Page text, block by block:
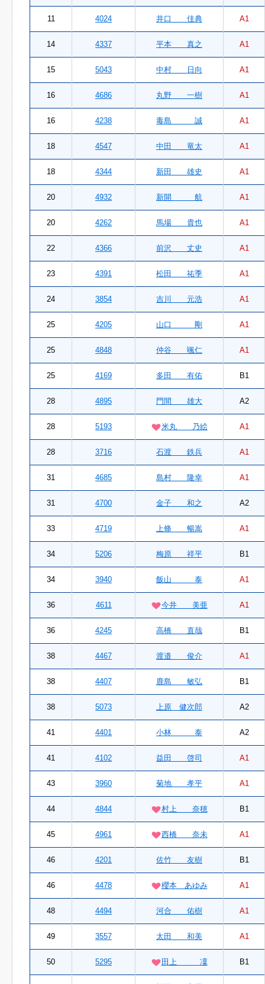
11 4024 井口 佳典 A1
14 4337 平本 真之 A1
15 5043 中村 日向 A1
16 4686 丸野 一樹 A1
16 4238 毒島 誠 A1
18 4547 中田 竜太 A1
18 4344 新田 雄史 A1
20 4932 新開 航 A1
20 4262 馬場 貴也 A1
22 4366 前沢 丈史 A1
23 4391 松田 祐季 A1
24 3854 吉川 元浩 A1
25 4205 山口 剛 A1
25 4848 仲谷 颯仁 A1
25 4169 多田 有佑 B1
28 4895 門間 雄大 A2
28 5193 米丸 乃絵 A1
28 3716 石渡 鉄兵 A1
31 4685 島村 隆幸 A1
31 4700 金子 和之 A2
33 4719 上條 暢嵩 A1
34 5206 梅原 祥平 B1
34 3940 飯山 泰 A1
36 4611 今井 美亜 A1
36 4245 高橋 直哉 B1
38 4467 渡邉 俊介 A1
38 4407 鹿島 敏弘 B1
38 5073 上原 健次郎 A2
41 4401 小林 泰 A2
41 4102 益田 啓司 A1
43 3960 菊地 孝平 A1
44 4844 村上 奈穂 B1
45 4961 西橋 奈未 A1
46 4201 佐竹 友樹 B1
46 4478 櫻本 あゆみ A1
48 4494 河合 佑樹 A1
49 3557 太田 和美 A1
50 5295 田上 凜 B1